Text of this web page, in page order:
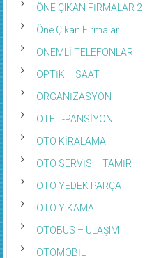
ÖNE ÇIKAN FİRMALAR 2
Öne Çıkan Firmalar
ÖNEMLİ TELEFONLAR
OPTİK – SAAT
ORGANİZASYON
OTEL -PANSİYON
OTO KİRALAMA
OTO SERVİS – TAMİR
OTO YEDEK PARÇA
OTO YIKAMA
OTOBÜS – ULAŞIM
OTOMOBİL